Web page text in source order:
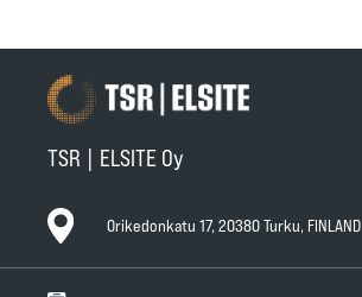
TSR | ELSITE Oy
Orikedonkatu 17, 20380 Turku, FINLAND